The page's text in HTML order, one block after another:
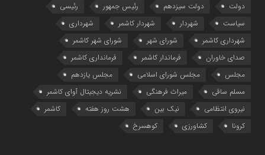
دولت
دولت سیزدهم رئیس جمهور
رئیسی
سیاست
شهردار شهردار کاشمر
شهرداری
شهرداری کاشمر
شورای شهر
شورای شهر کاشمر
صدای خاوران
فرماندار کاشمر
فرمانداری کاشمر
مجلس
مجلس شورای اسلامی
مجلس یازدهم
مسلم ساقی
میراث فرهنگی
نشریه دیجیتال آوای کاشمر
نیروی انتظامی
نیک بین هشت روز هفته
کاشمر
کرونا
کشاورزی کوهسرخ